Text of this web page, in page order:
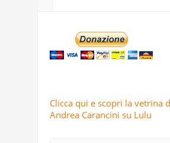
Clicca qui e scopri la vetrina
Andrea Carancini su Lulu